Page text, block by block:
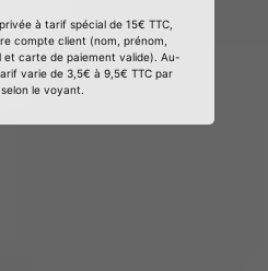
à tarif spécial de 15€ TTC,
compte client (nom, prénom,
et carte de paiement valide). Au-
varie de 3,5€ à 9,5€ TTC par
le voyant.